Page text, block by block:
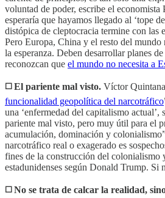
voluntad de poder, escribe el
esperaría que hayamos llegado al ‘tope
distópica de cleptocracia termine con las
Pero Europa, China y el resto del mundo
la esperanza. Deben desarrollar planes
reconozcan que el mundo no necesita a
◻️ El pariente mal visto. Víctor
funcionalidad geopolítica del narcotráfico
una ‘enfermedad del capitalismo actual’,
pariente mal visto, pero muy útil para el
acumulación, dominación y
narcotráfico real o exagerado es
fines de la construcción del colonialismo
estadunidenses según Donald Trump. Si
◻️ No se trata de calcar la realidad,